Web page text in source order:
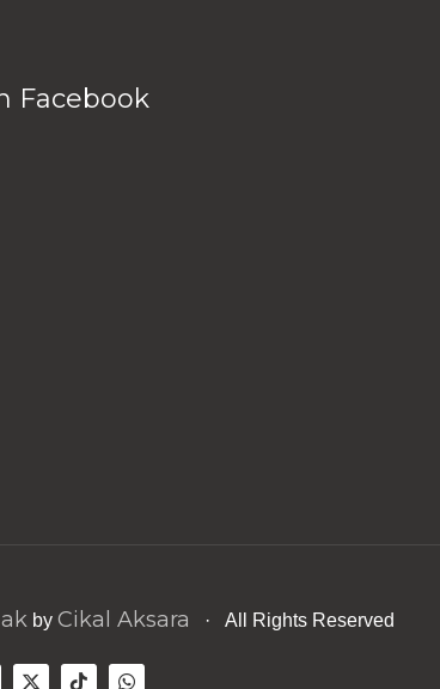
Facebook
by Cikal Aksara · All Rights Reserved